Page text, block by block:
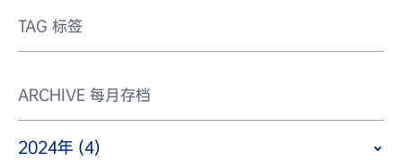
TAG 标签
ARCHIVE 每月存档
2024年 (4)